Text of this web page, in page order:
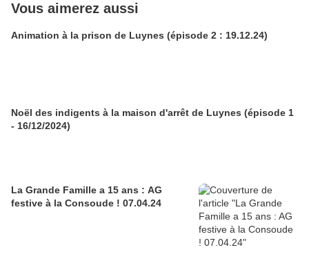
Vous aimerez aussi
Animation à la prison de Luynes (épisode 2 : 19.12.24)
Noël des indigents à la maison d'arrêt de Luynes (épisode 1
- 16/12/2024)
La Grande Famille a 15 ans : AG
festive à la Consoude ! 07.04.24